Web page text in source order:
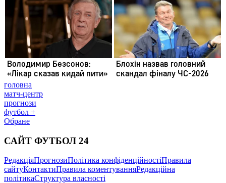
головна
матч-центр
прогнози
футбол +
Обране
САЙТ ФУТБОЛ 24
РедакціяПрогнозиПолітика конфіденційностіПравила
сайтуКонтактиПравила коментуванняРедакційна
політикаСтруктура власності